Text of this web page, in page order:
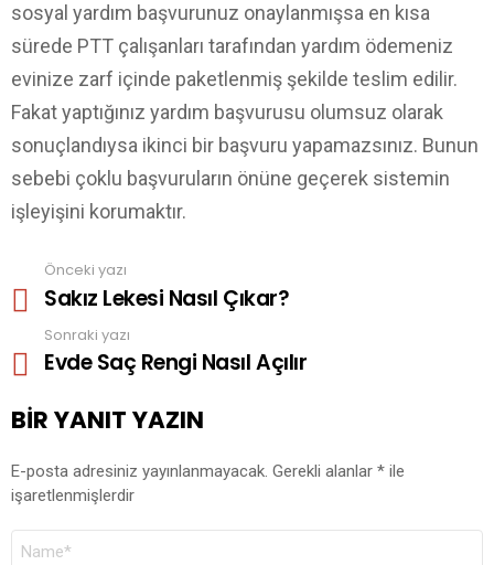
sosyal yardım başvurunuz onaylanmışsa en kısa
sürede PTT çalışanları tarafından yardım ödemeniz
evinize zarf içinde paketlenmiş şekilde teslim edilir.
Fakat yaptığınız yardım başvurusu olumsuz olarak
sonuçlandıysa ikinci bir başvuru yapamazsınız. Bunun
sebebi çoklu başvuruların önüne geçerek sistemin
işleyişini korumaktır.
more
Önceki yazı
Sakız Lekesi Nasıl Çıkar?
Sonraki yazı
Evde Saç Rengi Nasıl Açılır
BIR YANIT YAZIN
E-posta adresiniz yayınlanmayacak. Gerekli alanlar * ile
işaretlenmişlerdir
AD